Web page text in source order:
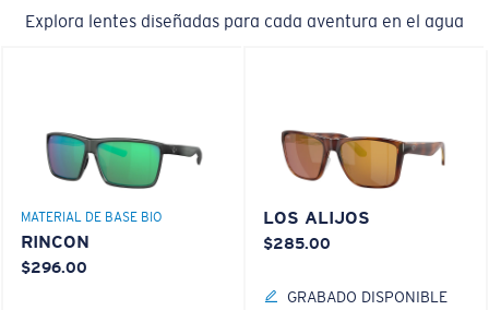
Explora lentes diseñadas para cada aventura en el agua
MATERIAL DE BASE BIO
RINCON
$296.00
LOS ALIJOS
$285.00
GRABADO DISPONIBLE